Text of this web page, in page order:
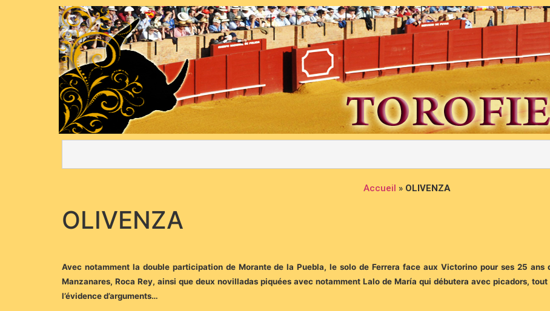
Accueil » OLIVENZA
OLIVENZA
Avec notamment la double participation de Morante de la Puebla, le solo de Ferrera face aux Victorino pour ses 25 ans
Manzanares, Roca Rey, ainsi que deux novilladas piquées avec notamment Lalo de María qui débutera avec picadors,
l’évidence d’arguments…